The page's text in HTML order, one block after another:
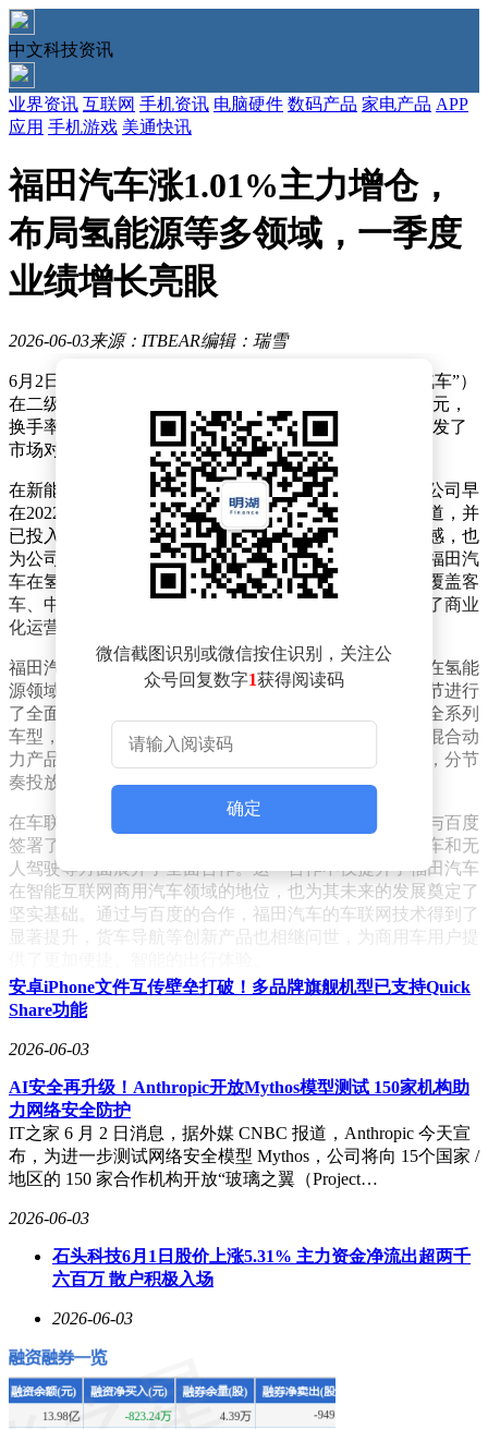
中文科技资讯
业界资讯 互联网 手机资讯 电脑硬件 数码产品 家电产品 APP
应用 手机游戏 美通快讯
福田汽车涨1.01%主力增仓，
布局氢能源等多领域，一季度
业绩增长亮眼
2026-06-03来源：ITBEAR编辑：瑞雪
6月2日，北汽福田汽车股份有限公司（以下简称“福田汽车”）
在二级市场表现活跃，股价上涨1.01%，成交额达4.41亿元，
换手率为1.87%，总市值稳定在238.31亿元。这一表现引发了
市场对该公司业务布局和未来发展的广泛关注。
在新能源领域，福田汽车展现出了前瞻性的战略眼光。公司早
在2022年便响应国家号召，建立了动力电池回收利用渠道，并
已投入实际运营。这一举措不仅体现了企业的社会责任感，也
为公司在新能源汽车产业链中占据了有利位置。同时，福田汽
车在氢燃料电池技术方面也取得了显著进展，其产品已覆盖客
车、中卡、重卡及轻卡等多个领域，并在国内率先实现了商业
化运营。
福田汽车与中石油的合作建设加氢站，进一步彰显了其在氢能
源领域的雄心壮志。公司不仅在制氢、加氢、用氢等环节进行
了全面布局，还面向不同应用场景规划了氢燃料商用车全系列
车型，以满足市场的多样化需求。福田汽车在纯电动和混合动
力产品方面也实现了三线并举，全系列产品发展新能源，分节
奏投放市场，展现了其强大的技术实力和市场竞争力。
在车联网领域，福田汽车同样不甘落后。2016年，公司与百度
签署了战略合作协议，双方在车联网、大数据、智能汽车和无
人驾驶等方面展开了全面合作。这一合作不仅提升了福田汽车
在智能互联网商用汽车领域的地位，也为其未来的发展奠定了
坚实基础。通过与百度的合作，福田汽车的车联网技术得到了
显著提升，货车导航等创新产品也相继问世，为商用车用户提
从资金面来看，福田汽车近期也受到了主力资金的青睐。数据
显示，今日主力净流入1413.33万元，占比0.04%，行业排名
3/13，且连续3日被主力资金增仓。尽管所属行业主力净流入
分散，主力没有控盘，这为市场的充分博弈提供了有利条件。
技术面上，福田汽车的筹码平均交易成本为3.31元。近期筹码
虽有所减仓，但减仓程度已逐渐减缓。目前股价靠近压力位
3.09元，若能突破该压力位，则有望开启一波上涨行情。这对
达77.25%。公司所属申万行业为汽车-商用车-商用载货车，同
时涉及整车、地摊经济、汽车金融、电池回收、冷链物流等多
个概念板块。截至3月31日，福田汽车股东户数为12.29万，较
长6.61%；归母净利润5.01亿元，同比增长15.10%，业绩表现
稳健。
在分红方面，福田汽车自A股上市以来累计派现24.41亿元。然
微信截图识别或微信按住识别，关注公
众号回复数字1获得阅读码
确定
安卓iPhone文件互传壁垒打破！多品牌旗舰机型已支持Quick
Share功能
2026-06-03
AI安全再升级！Anthropic开放Mythos模型测试 150家机构助
力网络安全防护
IT之家 6 月 2 日消息，据外媒 CNBC 报道，Anthropic 今天宣
布，为进一步测试网络安全模型 Mythos，公司将向 15个国家 /
地区的 150 家合作机构开放“玻璃之翼（Project…
2026-06-03
石头科技6月1日股价上涨5.31% 主力资金净流出超两千
六百万 散户积极入场
2026-06-03